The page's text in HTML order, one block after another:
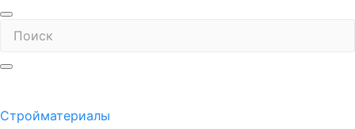
Стройматериалы